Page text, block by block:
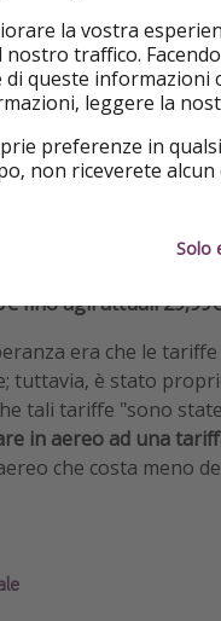
sono
alti dei livelli pre-
boarding, il cui
fino agli attuali
era che le
tuttavia, è stato
tali tariffe "sono
in aereo ad una
che costa meno
la vostra
traffico.
di queste
leggere la
preferenze in
non riceverete
Solo